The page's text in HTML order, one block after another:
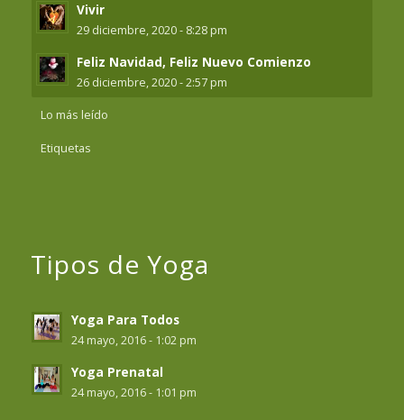
Vivir
29 diciembre, 2020 - 8:28 pm
Feliz Navidad, Feliz Nuevo Comienzo
26 diciembre, 2020 - 2:57 pm
Lo más leído
Etiquetas
Tipos de Yoga
Yoga Para Todos
24 mayo, 2016 - 1:02 pm
Yoga Prenatal
24 mayo, 2016 - 1:01 pm